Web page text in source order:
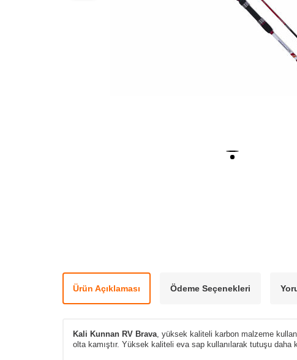
Ürün Açıklaması Ödeme Seçenekleri
Kali Kunnan RV Brava, yüksek kaliteli karbon malzeme
olta kamıştır. Yüksek kaliteli eva sap kullanılarak tutuşu daha